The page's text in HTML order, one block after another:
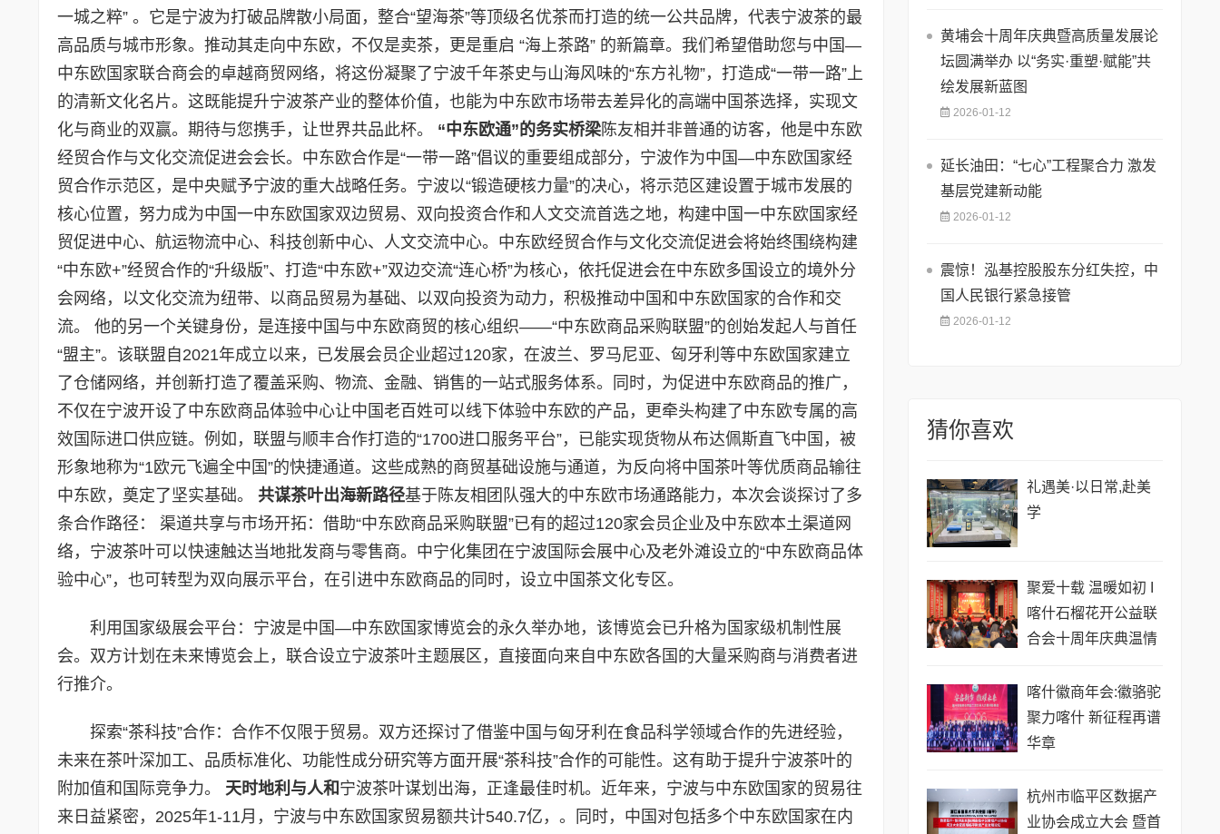
一城之粹” 。它是宁波为打破品牌散小局面，整合“望海茶”等顶级名优茶而打造的统一公共品牌，代表宁波茶的最
高品质与城市形象。推动其走向中东欧，不仅是卖茶，更是重启 “海上茶路” 的新篇章。我们希望借助您与中国—
中东欧国家联合商会的卓越商贸网络，将这份凝聚了宁波千年茶史与山海风味的“东方礼物”，打造成“一带一路”上
的清新文化名片。这既能提升宁波茶产业的整体价值，也能为中东欧市场带去差异化的高端中国茶选择，实现文
化与商业的双赢。期待与您携手，让世界共品此杯。 “中东欧通”的务实桥梁陈友相并非普通的访客，他是中东欧
经贸合作与文化交流促进会会长。中东欧合作是“一带一路”倡议的重要组成部分，宁波作为中国—中东欧国家经
贸合作示范区，是中央赋予宁波的重大战略任务。宁波以“锻造硬核力量”的决心，将示范区建设置于城市发展的
核心位置，努力成为中国一中东欧国家双边贸易、双向投资合作和人文交流首选之地，构建中国一中东欧国家经
贸促进中心、航运物流中心、科技创新中心、人文交流中心。中东欧经贸合作与文化交流促进会将始终围绕构建
“中东欧+”经贸合作的“升级版”、打造“中东欧+”双边交流“连心桥”为核心，依托促进会在中东欧多国设立的境外分
会网络，以文化交流为纽带、以商品贸易为基础、以双向投资为动力，积极推动中国和中东欧国家的合作和交
流。 他的另一个关键身份，是连接中国与中东欧商贸的核心组织——“中东欧商品采购联盟”的创始发起人与首任
“盟主”。该联盟自2021年成立以来，已发展会员企业超过120家，在波兰、罗马尼亚、匈牙利等中东欧国家建立
了仓储网络，并创新打造了覆盖采购、物流、金融、销售的一站式服务体系。同时，为促进中东欧商品的推广，
不仅在宁波开设了中东欧商品体验中心让中国老百姓可以线下体验中东欧的产品，更牵头构建了中东欧专属的高
效国际进口供应链。例如，联盟与顺丰合作打造的“1700进口服务平台”，已能实现货物从布达佩斯直飞中国，被
形象地称为“1欧元飞遍全中国”的快捷通道。这些成熟的商贸基础设施与通道，为反向将中国茶叶等优质商品输往
中东欧，奠定了坚实基础。 共谋茶叶出海新路径基于陈友相团队强大的中东欧市场通路能力，本次会谈探讨了多
条合作路径： 渠道共享与市场开拓：借助“中东欧商品采购联盟”已有的超过120家会员企业及中东欧本土渠道网
络，宁波茶叶可以快速触达当地批发商与零售商。中宁化集团在宁波国际会展中心及老外滩设立的“中东欧商品体
验中心”，也可转型为双向展示平台，在引进中东欧商品的同时，设立中国茶文化专区。
利用国家级展会平台：宁波是中国—中东欧国家博览会的永久举办地，该博览会已升格为国家级机制性展
会。双方计划在未来博览会上，联合设立宁波茶叶主题展区，直接面向来自中东欧各国的大量采购商与消费者进
行推介。
探索“茶科技”合作：合作不仅限于贸易。双方还探讨了借鉴中国与匈牙利在食品科学领域合作的先进经验，
未来在茶叶深加工、品质标准化、功能性成分研究等方面开展“茶科技”合作的可能性。这有助于提升宁波茶叶的
附加值和国际竞争力。 天时地利与人和 宁波茶叶谋划出海，正逢最佳时机。近年来，宁波与中东欧国家的贸易往
来日益紧密，2025年1-11月，宁波与中东欧国家贸易额共计540.7亿，。同时，中国对包括多个中东欧国家在内
黄埔会十周年庆典暨高质量发展论
坛圆满举办 ​以“务实·重塑·赋能”共
绘发展新蓝图
2026-01-12
延长油田：“七心”工程聚合力 激发
基层党建新动能
2026-01-12
震惊！泓基控股股东分红失控，中
国人民银行紧急接管
2026-01-12
猜你喜欢
礼遇美·以日常,赴美
学
聚爱十载 温暖如初 I
喀什石榴花开公益联
合会十周年庆典温情
喀什徽商年会:徽骆驼
聚力喀什 新征程再谱
华章
杭州市临平区数据产
业协会成立大会 暨首